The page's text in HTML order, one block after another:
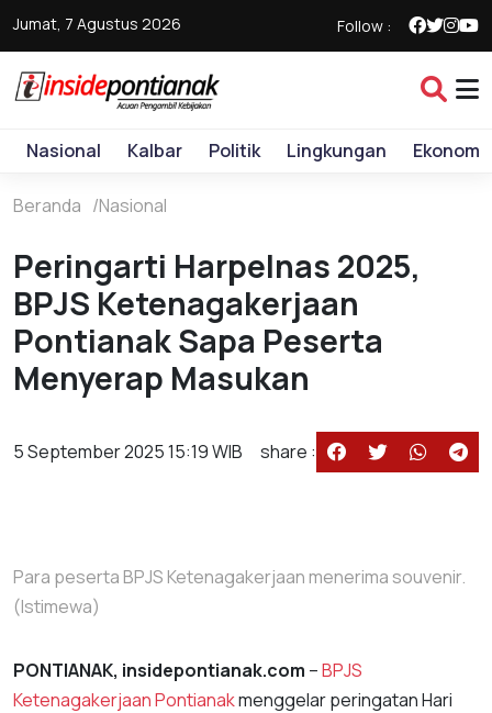
Jumat, 7 Agustus 2026 Follow :
Nasional Kalbar Politik Lingkungan Ekonomi
Beranda Nasional
Peringarti Harpelnas 2025,
BPJS Ketenagakerjaan
Pontianak Sapa Peserta
Menyerap Masukan
5 September 2025 15:19 WIB share :
Para peserta BPJS Ketenagakerjaan menerima souvenir.
(Istimewa)
PONTIANAK, insidepontianak.com –BPJS
Ketenagakerjaan Pontianakmenggelar peringatan Hari